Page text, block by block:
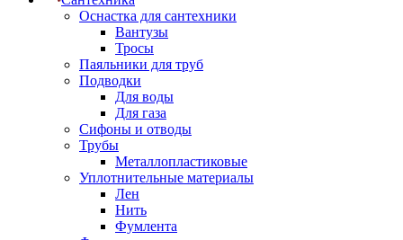
Оснастка для сантехники
Вантузы
Тросы
Паяльники для труб
Подводки
Для воды
Для газа
Сифоны и отводы
Трубы
Металлопластиковые
Уплотнительные материалы
Лен
Нить
Фумлента